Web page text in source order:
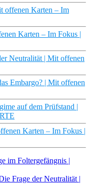
offenen Karten – Im
Karten – Im Fokus |
Neutralität | Mit offenen
Embargo? | Mit offenen
auf dem Prüfstand |
Karten – Im Fokus |
im Foltergefängnis |
Frage der Neutralität |